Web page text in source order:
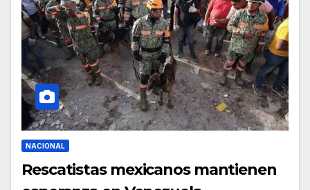
NACIONAL
Rescatistas mexicanos mantienen